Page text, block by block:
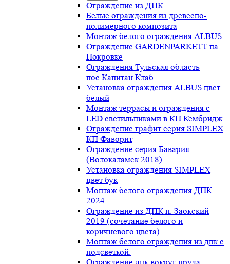
Ограждение из ДПК
Белые ограждения из древесно-
полимерного композита
Монтаж белого ограждения ALBUS
Ограждение GARDENPARKETT на
Покровке
Ограждения Тульская область
пос.Капитан Клаб
Установка ограждения ALBUS цвет
белый
Монтаж террасы и ограждения с
LED светильниками в КП Кембридж
Ограждение графит серия SIMPLEX
КП Фаворит
Ограждение серия Бавария
(Волокаламск 2018)
Установка ограждения SIMPLEX
цвет бук
Монтаж белого ограждения ДПК
2024
Ограждение из ДПК п. Заокский
2019 (сочетание белого и
коричневого цвета).
Монтаж белого ограждения из дпк с
подсветкой.